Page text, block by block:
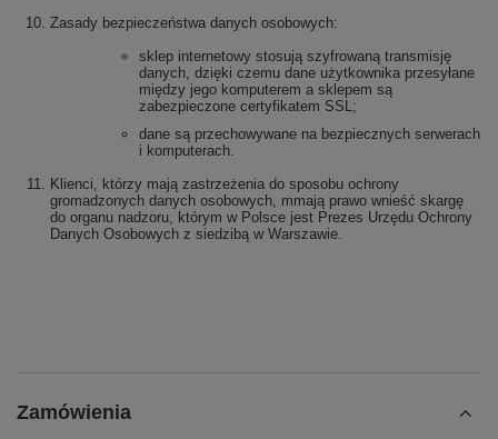
Zasady bezpieczeństwa danych osobowych:
sklep internetowy stosują szyfrowaną transmisję
danych, dzięki czemu dane użytkownika przesyłane
między jego komputerem a sklepem są
zabezpieczone certyfikatem SSL;
dane są przechowywane na bezpiecznych serwerach
i komputerach.
Klienci, którzy mają zastrzeżenia do sposobu ochrony
gromadzonych danych osobowych, mmają prawo wnieść skargę
do organu nadzoru, którym w Polsce jest Prezes Urzędu Ochrony
Danych Osobowych z siedzibą w Warszawie.
Zamówienia